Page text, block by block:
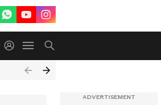
Airtel Prepaid Plan